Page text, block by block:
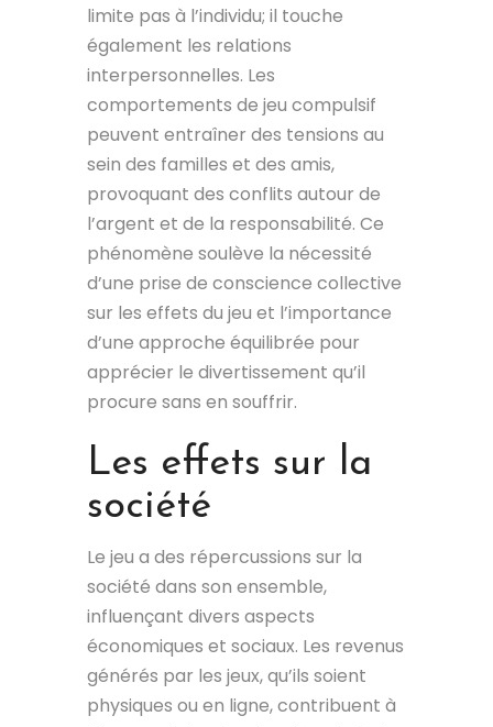
limite pas à l’individu; il touche
également les relations
interpersonnelles. Les
comportements de jeu compulsif
peuvent entraîner des tensions au
sein des familles et des amis,
provoquant des conflits autour de
l’argent et de la responsabilité. Ce
phénomène soulève la nécessité
d’une prise de conscience collective
sur les effets du jeu et l’importance
d’une approche équilibrée pour
apprécier le divertissement qu’il
procure sans en souffrir.
Les effets sur la
société
Le jeu a des répercussions sur la
société dans son ensemble,
influençant divers aspects
économiques et sociaux. Les revenus
générés par les jeux, qu’ils soient
physiques ou en ligne, contribuent à